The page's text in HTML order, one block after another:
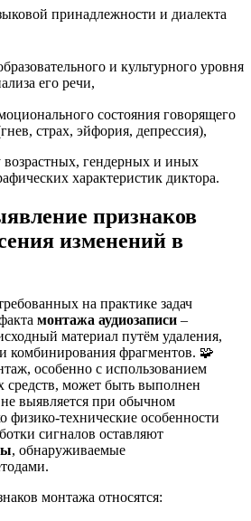
принадлежности и диалекта
и культурного уровня
его речи,
состояния говорящего
страх, эйфория, депрессия),
возрастных, гендерных и иных
характеристик диктора.
признаков
изменений в
на практике задач
монтажа аудиозаписи –
материал путём удаления,
комбинирования фрагментов. 🧩
особенно с использованием
может быть выполнен
выявляется при обычном
технические особенности
сигналов оставляют
, обнаруживаемые
монтажа относятся: